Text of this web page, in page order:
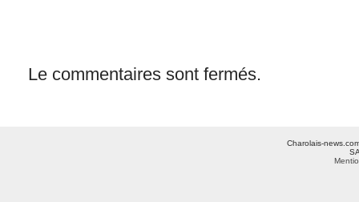
Le commentaires sont fermés.
Charolais-